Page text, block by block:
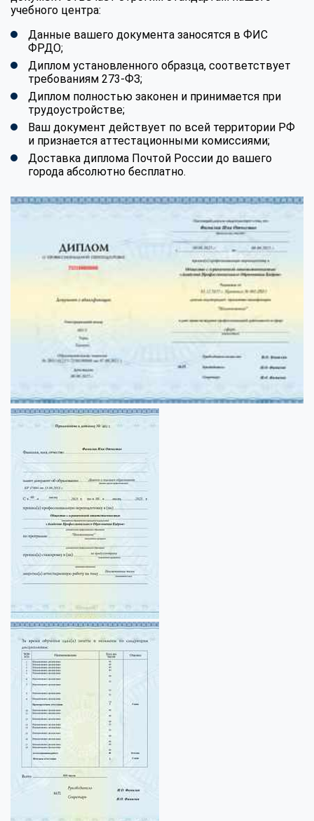
учебного центра:
Данные вашего документа заносятся в ФИС
ФРДО;
Диплом установленного образца, соответствует
требованиям 273-ФЗ;
Диплом полностью законен и принимается при
трудоустройстве;
Ваш документ действует по всей территории РФ
и признается аттестационными комиссиями;
Доставка диплома Почтой России до вашего
города абсолютно бесплатно.